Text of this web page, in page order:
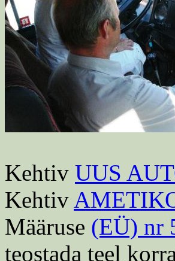
Kehtiv UUS
Kehtiv
Määruse (EÜ) nr
teostada teel